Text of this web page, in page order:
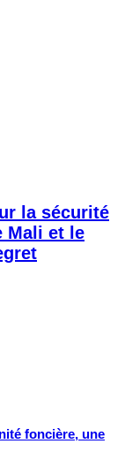
la sécurité
Mali et le
foncière, une